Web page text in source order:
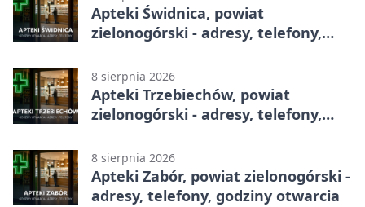
Apteki Świdnica, powiat
zielonogórski - adresy, telefony,
8 sierpnia 2026
Apteki Trzebiechów, powiat
zielonogórski - adresy, telefony,
8 sierpnia 2026
Apteki Zabór, powiat zielonogórski -
adresy, telefony, godziny otwarcia